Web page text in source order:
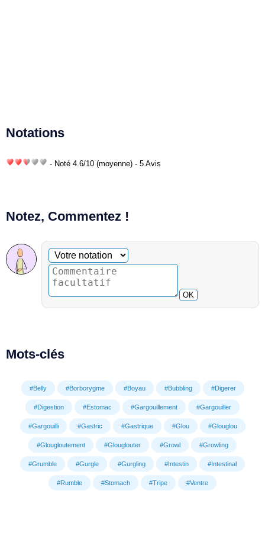
Notations
- Noté 4.6/10 (moyenne) - 5 Avis
Notez, Commentez !
Commentaire facultatif
Votre notation
OK
Mots-clés
#Belly #Borborygme #Boyau #Bubbling #Digerer
#Digestion #Estomac #Gargouillement #Gargouiller
#Gargouilli #Gastric #Gastrique #Glou #Glouglou
#Glougloutement #Glouglouter #Growl #Growling
#Grumble #Gurgle #Gurgling #Intestin #Intestinal
#Rumble #Stomach #Tripe #Ventre